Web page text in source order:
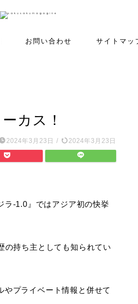
お問い合わせ サイトマッ
カス！
2024年3月23日 / 2024年3月23日
ラ-1.0』ではアジア初の快挙
の持ち主としても知られてい
やプライベート情報と併せて